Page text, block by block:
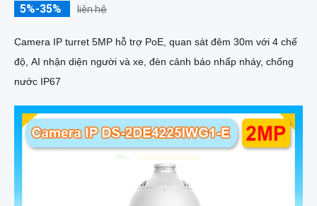
5%-35% liên hệ
Camera IP turret 5MP hỗ trợ PoE, quan sát đêm 30m với 4 chế
độ, AI nhận diện người và xe, đèn cảnh báo nhấp nháy, chống
nước IP67